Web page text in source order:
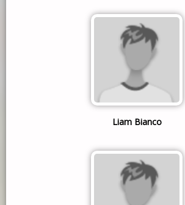
Liam Bianco